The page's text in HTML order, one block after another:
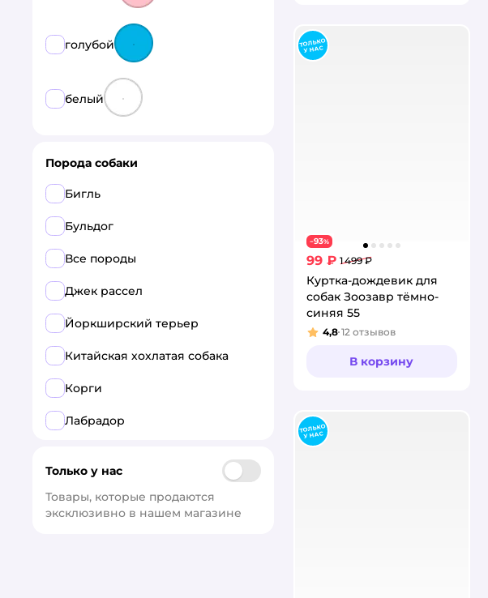
−93%
99 ₽ 1 499 ₽
Куртка-дождевик для
собак Зоозавр тёмно-
синяя 55
Рейтинг:
4,8 12 отзывов
В корзину
голубой
белый
Порода собаки
Бигль
Бульдог
Все породы
Джек рассел
Йоркширский терьер
Китайская хохлатая собака
Корги
Лабрадор
Пекинес
Только у нас
Товары, которые продаются
эксклюзивно в нашем магазине